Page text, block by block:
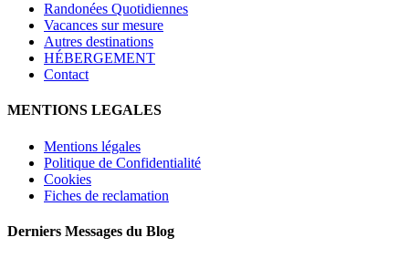
Randonées Quotidiennes
Vacances sur mesure
Autres destinations
HÉBERGEMENT
Contact
MENTIONS LEGALES
Mentions légales
Politique de Confidentialité
Cookies
Fiches de reclamation
Derniers Messages du Blog